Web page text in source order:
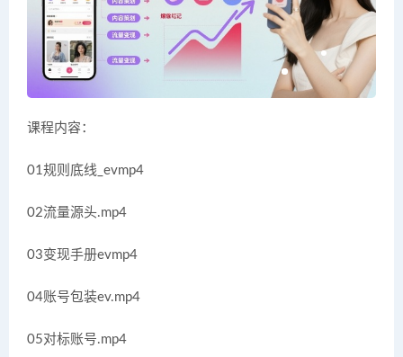
课程内容：
01规则底线_evmp4
02流量源头.mp4
03变现手册evmp4
04账号包装ev.mp4
05对标账号.mp4